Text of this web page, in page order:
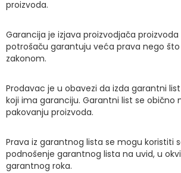
proizvoda.
Garancija je izjava proizvodjača
potrošaču garantuju veća prava nego
zakonom.
Prodavac je u obavezi da izda garantni
koji ima garanciju. Garantni list se obično
pakovanju proizvoda.
Prava iz garantnog lista se mogu koristiti
podnošenje garantnog lista na uvid, u
garantnog roka.